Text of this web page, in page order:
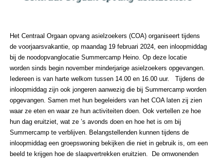
Het Centraal Orgaan opvang asielzoekers (COA) organiseert tijdens
de voorjaarsvakantie, op maandag 19 februari 2024, een inloopmiddag
bij de noodopvanglocatie Summercamp Heino. Op deze locatie
worden sinds begin november minderjarige asielzoekers opgevangen.
Iedereen is van harte welkom tussen 14.00 en 16.00 uur.
Tijdens de
inloopmiddag zijn ook jongeren aanwezig die bij Summercamp worden
opgevangen. Samen met hun begeleiders van het COA laten zij zien
waar ze eten en waar ze hun activiteiten doen. Ook vertellen ze hoe
hun dag eruitziet, wat ze ’s avonds doen en hoe het is om bij
Summercamp te verblijven. Belangstellenden kunnen tijdens de
inloopmiddag een groepswoning bekijken die niet in gebruik is, om een
beeld te krijgen hoe de slaapvertrekken eruitzien.
De omwonenden